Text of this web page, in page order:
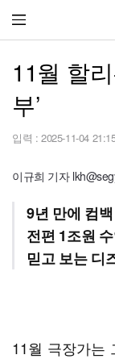
11월 할
부’
입력 : 2025-11-04
이규희 기자
9년 만에 컴백
전편 1조원
믿고 보는 디
11월 극장가는